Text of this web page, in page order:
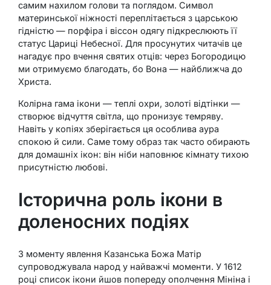
самим нахилом голови та поглядом. Символ
материнської ніжності переплітається з царською
гідністю — порфіра і віссон одягу підкреслюють її
статус Цариці Небесної. Для просунутих читачів це
нагадує про вчення святих отців: через Богородицю
ми отримуємо благодать, бо Вона — найближча до
Христа.
Колірна гама ікони — теплі охри, золоті відтінки —
створює відчуття світла, що пронизує темряву.
Навіть у копіях зберігається ця особлива аура
спокою й сили. Саме тому образ так часто обирають
для домашніх ікон: він ніби наповнює кімнату тихою
присутністю любові.
Історична роль ікони в
доленосних подіях
З моменту явлення Казанська Божа Матір
супроводжувала народ у найважчі моменти. У 1612
році список ікони йшов попереду ополчення Мініна і